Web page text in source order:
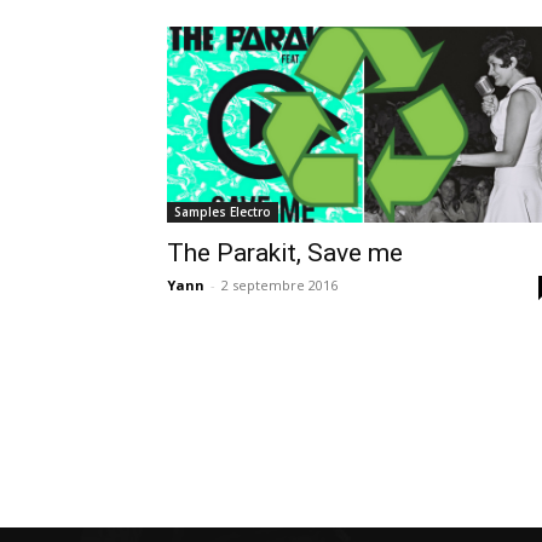
Samples Electro
The Parakit, Save me
Yann - 2 septembre 2016